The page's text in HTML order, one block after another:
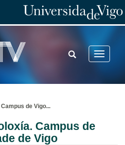
Toggle
TOGGLE
SEARCH
de Vigo...
Campus de
de Vigo